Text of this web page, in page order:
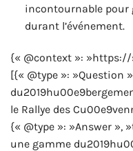
incontournable pour
durant l’événement.
{« @context »: »https://
[{« @type »: »Question
le Rallye des
{« @type »: »Answer »,
une gamme